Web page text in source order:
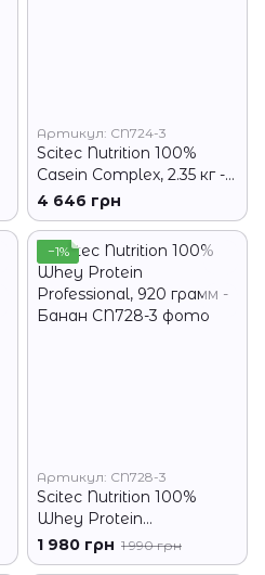
Артикул: CN724-3
Scitec Nutrition 100%
Casein Complex, 2.35 кг -
Бельгийский шоколад
4 646 грн
−1%
Артикул: CN728-3
Scitec Nutrition 100%
Whey Protein
Professional, 920 грамм -
Банан
1 980 грн 1 990 грн